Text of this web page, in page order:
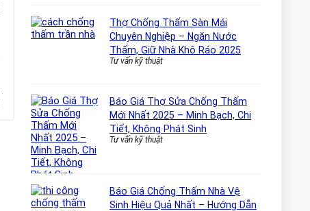
Thợ Chống Thấm Sàn Mái
Chuyên Nghiệp – Ngăn Nước
Thấm, Giữ Nhà Khô Ráo 2025
Tư vấn kỹ thuật
Báo Giá Thợ Sửa Chống Thấm
Mới Nhất 2025 – Minh Bạch, Chi
Tiết, Không Phát Sinh
Tư vấn kỹ thuật
Báo Giá Chống Thấm Nhà Vệ
Sinh Hiệu Quả Nhất – Hướng Dẫn